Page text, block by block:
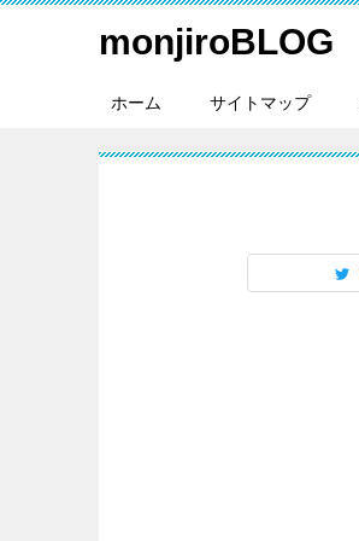
monjiroBLOG
ホーム サイトマップ